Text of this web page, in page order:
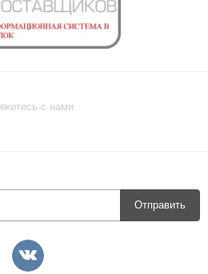
с нами
Отправить